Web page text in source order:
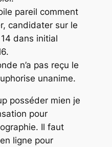
pareil comment
candidater sur le
dans initial
n’a pas reçu le
unanime.
posséder mien je
pour
Il faut
ligne pour